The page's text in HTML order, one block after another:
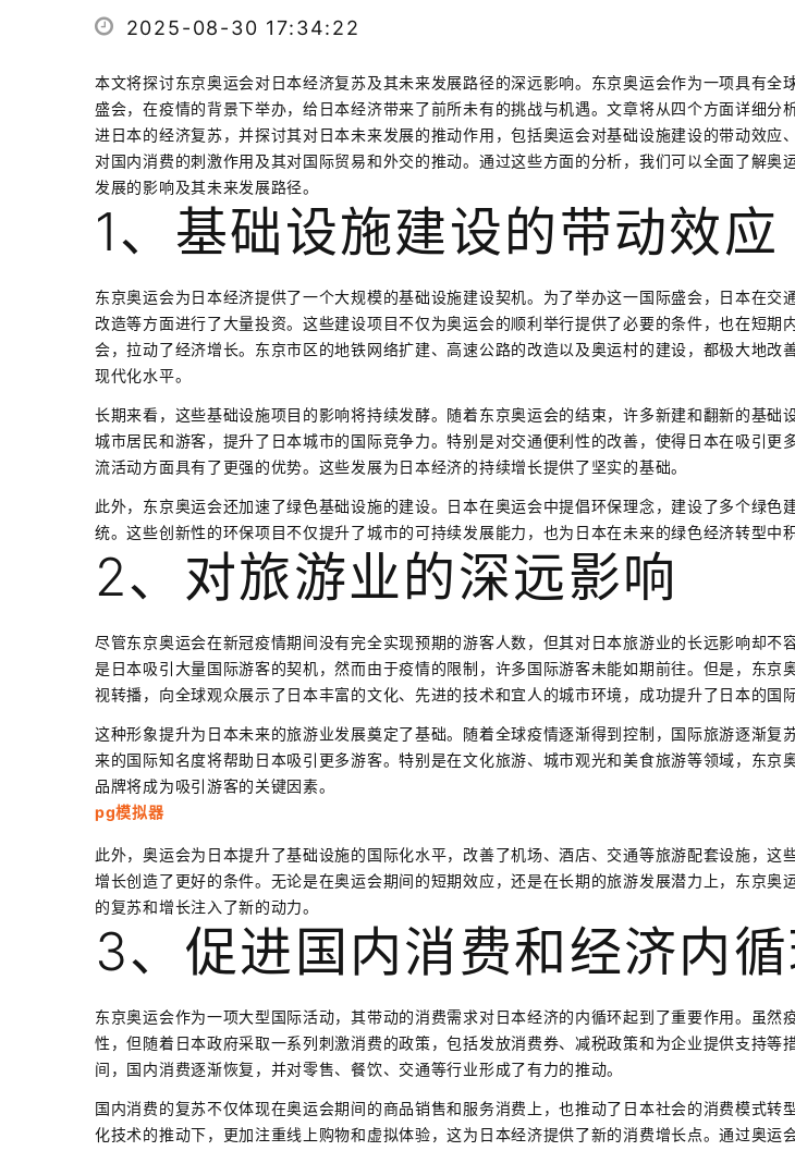
2025-08-30 17:34:22
本文将探讨东京奥运会对日本经济复苏及其未来发展路径的深远影响。东京奥运会作为一项具有全
盛会，在疫情的背景下举办，给日本经济带来了前所未有的挑战与机遇。文章将从四个方面详细分
进日本的经济复苏，并探讨其对日本未来发展的推动作用，包括奥运会对基础设施建设的带动效应
对国内消费的刺激作用及其对国际贸易和外交的推动。通过这些方面的分析，我们可以全面了解奥
发展的影响及其未来发展路径。
1、基础设施建设的带动效应
东京奥运会为日本经济提供了一个大规模的基础设施建设契机。为了举办这一国际盛会，日本在交
改造等方面进行了大量投资。这些建设项目不仅为奥运会的顺利举行提供了必要的条件，也在短期
会，拉动了经济增长。东京市区的地铁网络扩建、高速公路的改造以及奥运村的建设，都极大地改
现代化水平。
长期来看，这些基础设施项目的影响将持续发酵。随着东京奥运会的结束，许多新建和翻新的基础
城市居民和游客，提升了日本城市的国际竞争力。特别是对交通便利性的改善，使得日本在吸引更
流活动方面具有了更强的优势。这些发展为日本经济的持续增长提供了坚实的基础。
此外，东京奥运会还加速了绿色基础设施的建设。日本在奥运会中提倡环保理念，建设了多个绿色
统。这些创新性的环保项目不仅提升了城市的可持续发展能力，也为日本在未来的绿色经济转型中
2、对旅游业的深远影响
尽管东京奥运会在新冠疫情期间没有完全实现预期的游客人数，但其对日本旅游业的长远影响却不
是日本吸引大量国际游客的契机，然而由于疫情的限制，许多国际游客未能如期前往。但是，东京
视转播，向全球观众展示了日本丰富的文化、先进的技术和宜人的城市环境，成功提升了日本的国际
这种形象提升为日本未来的旅游业发展奠定了基础。随着全球疫情逐渐得到控制，国际旅游逐渐复
来的国际知名度将帮助日本吸引更多游客。特别是在文化旅游、城市观光和美食旅游等领域，东京
品牌将成为吸引游客的关键因素。
pg模拟器
此外，奥运会为日本提升了基础设施的国际化水平，改善了机场、酒店、交通等旅游配套设施，这
增长创造了更好的条件。无论是在奥运会期间的短期效应，还是在长期的旅游发展潜力上，东京奥
的复苏和增长注入了新的动力。
3、促进国内消费和经济内
东京奥运会作为一项大型国际活动，其带动的消费需求对日本经济的内循环起到了重要作用。虽然
性，但随着日本政府采取一系列刺激消费的政策，包括发放消费券、减税政策和为企业提供支持等
间，国内消费逐渐恢复，并对零售、餐饮、交通等行业形成了有力的推动。
国内消费的复苏不仅体现在奥运会期间的商品销售和服务消费上，也推动了日本社会的消费模式转
化技术的推动下，更加注重线上购物和虚拟体验，这为日本经济提供了新的消费增长点。通过奥运